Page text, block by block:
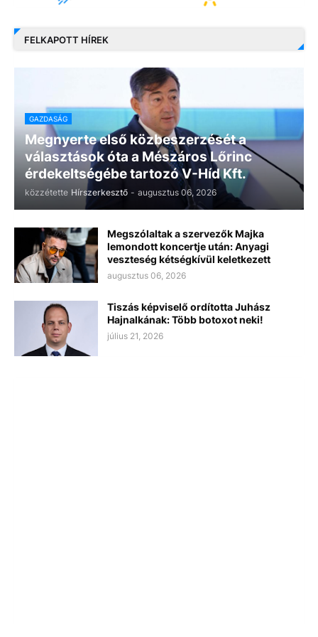
FELKAPOTT HÍREK
GAZDASÁG
Megnyerte első közbeszerzését a
választások óta a Mészáros Lőrinc
érdekeltségébe tartozó V-Híd Kft.
közzétette Hírszerkesztő - augusztus 06, 2026
Megszólaltak a szervezők Majka
lemondott koncertje után: Anyagi
veszteség kétségkívül keletkezett
augusztus 06, 2026
Tiszás képviselő ordította Juhász
Hajnalkának: Több botoxot neki!
július 21, 2026